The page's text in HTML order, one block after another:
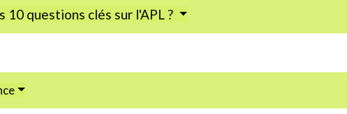
10 questions clés sur l'APL ?